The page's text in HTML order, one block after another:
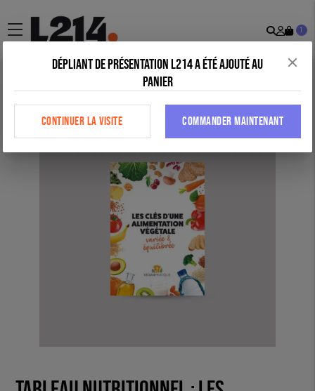
menu
Mon
1
Posters>
d’une alimentation végétale variée et équilibrée
Dépliant de présentation L214 a été ajouté au
panier
CONTINUER LA VISITE COMMANDER MAINTENANT